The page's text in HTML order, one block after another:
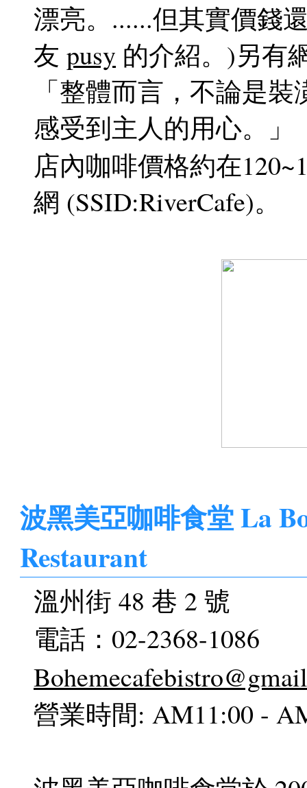
漂亮。......但其實價錢
友 pusy 的介紹。)另有
「整體而言，不論是
感受到主人的用心。」
店內咖啡價格約在
網 (SSID:RiverCafe)。
波黑美亞咖啡食堂 La
Restaurant
溫州街 48 巷 2 號
電話：02-2368-1086
營業時間: AM11:00 -